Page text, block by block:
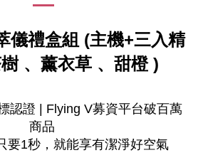
儀禮盒組 (主機+三入精
、薰衣草 、甜橙 )
認證 | Flying V募資平台破百萬
商品
要1秒，就能享有潔淨好空氣